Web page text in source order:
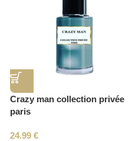
Crazy man collection privée
paris
24.99 €